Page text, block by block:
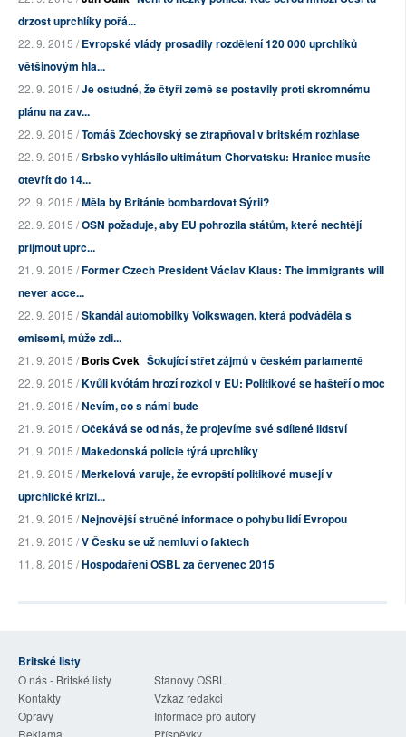
drzost uprchlíky pořá...
22. 9. 2015 /Evropské vlády prosadily rozdělení 120 000 uprchlíků
většinovým hla...
22. 9. 2015 /Je ostudné, že čtyři země se postavily proti skromnému
plánu na zav...
22. 9. 2015 /Tomáš Zdechovský se ztrapňoval v britském rozhlase
22. 9. 2015 /Srbsko vyhlásilo ultimátum Chorvatsku: Hranice musíte
otevřít do 14...
22. 9. 2015 /Měla by Británie bombardovat Sýrii?
22. 9. 2015 /OSN požaduje, aby EU pohrozila státům, které nechtějí
přijmout uprc...
21. 9. 2015 /Former Czech President Václav Klaus: The immigrants will
never acce...
22. 9. 2015 /Skandál automobilky Volkswagen, která podváděla s
emisemi, může zdi...
21. 9. 2015 /Boris Cvek Šokující střet zájmů v českém parlamentě
22. 9. 2015 /Kvůli kvótám hrozí rozkol v EU: Politikové se hašteří o moc
21. 9. 2015 /Nevím, co s námi bude
21. 9. 2015 /Očekává se od nás, že projevíme své sdílené lidství
21. 9. 2015 /Makedonská policie týrá uprchlíky
21. 9. 2015 /Merkelová varuje, že evropští politikové musejí v
uprchlické krizi...
21. 9. 2015 /Nejnovější stručné informace o pohybu lidí Evropou
21. 9. 2015 /V Česku se už nemluví o faktech
11. 8. 2015 /Hospodaření OSBL za červenec 2015
Britské listy
O nás - Britské listy
Stanovy OSBL
Kontakty
Vzkaz redakci
Opravy
Informace pro autory